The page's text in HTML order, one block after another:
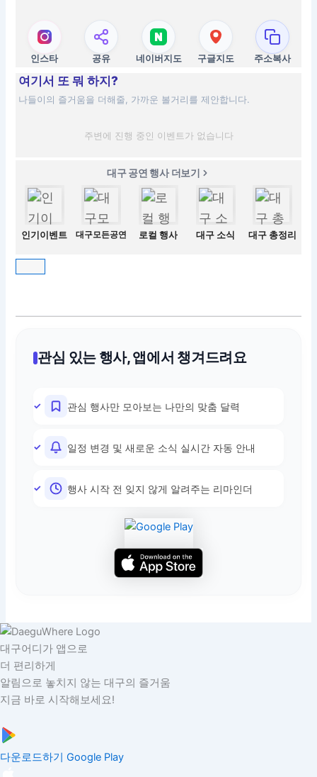
인스타 공유 네이버지도 구글지도 주소복사
여기서 또 뭐 하지?
나들이의 즐거움을 더해줄, 가까운 볼거리를 제안합니다.
주변에 진행 중인 이벤트가 없습니다
대구 공연 행사 더보기
인기이벤트 대구모든공연 로컬 행사 대구 소식 대구 총정리
관심 있는 행사, 앱에서 챙겨드려요
관심 행사만 모아보는 나만의 맞춤 달력
일정 변경 및 새로운 소식 실시간 자동 안내
행사 시작 전 잊지 않게 알려주는 리마인더
대구어디가 앱으로
더 편리하게
알림으로 놓치지 않는 대구의 즐거움
지금 바로 시작해보세요!
다운로드하기 Google Play